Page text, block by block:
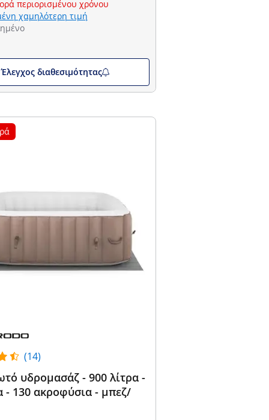
περιορισμένου χρόνου
χαμηλότερη τιμή
Έλεγχος διαθεσιμότητας
(14)
υδρομασάζ - 900 λίτρα -
- 130 ακροφύσια - μπεζ/